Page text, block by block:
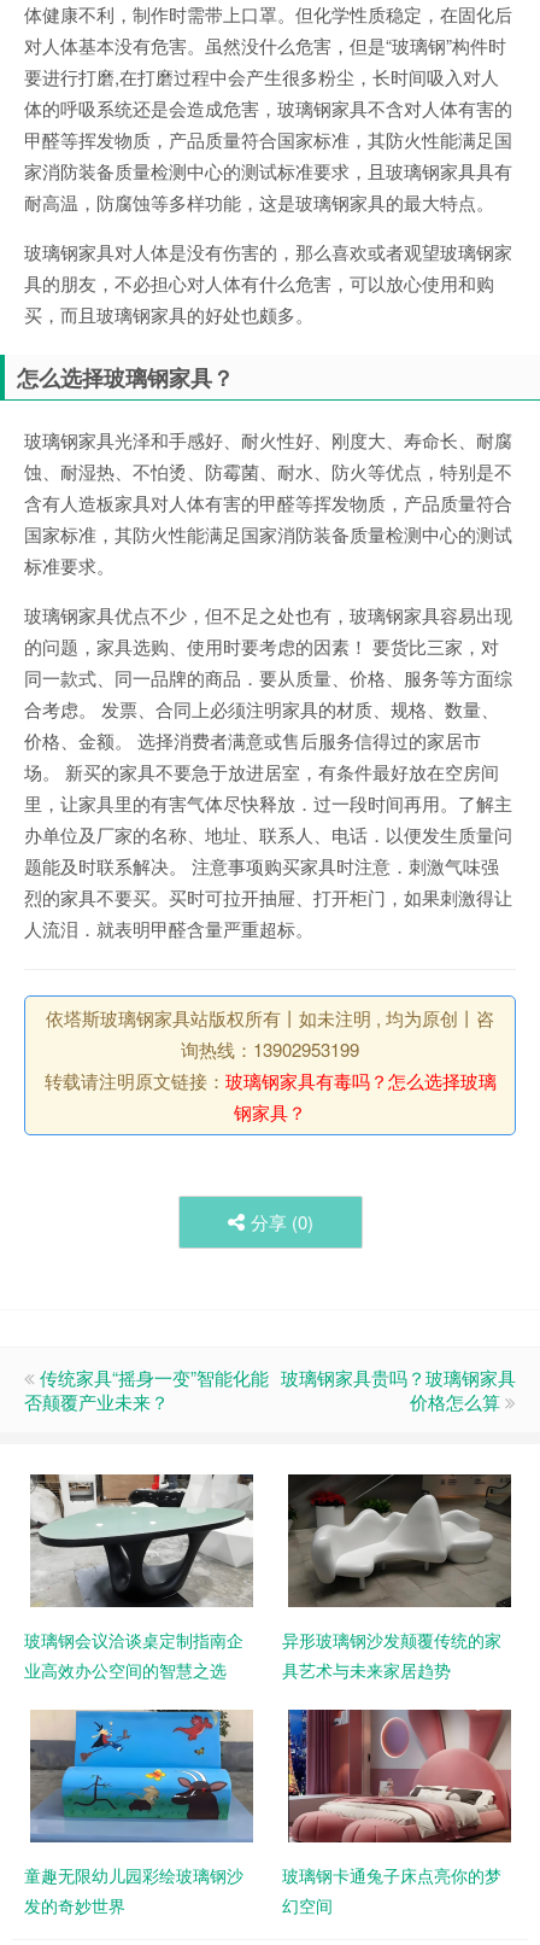
体健康不利，制作时需带上口罩。但化学性质稳定，在固化后
对人体基本没有危害。虽然没什么危害，但是“玻璃钢”构件时
要进行打磨,在打磨过程中会产生很多粉尘，长时间吸入对人
体的呼吸系统还是会造成危害，玻璃钢家具不含对人体有害的
甲醛等挥发物质，产品质量符合国家标准，其防火性能满足国
家消防装备质量检测中心的测试标准要求，且玻璃钢家具具有
耐高温，防腐蚀等多样功能，这是玻璃钢家具的最大特点。
玻璃钢家具对人体是没有伤害的，那么喜欢或者观望玻璃钢家
具的朋友，不必担心对人体有什么危害，可以放心使用和购
买，而且玻璃钢家具的好处也颇多。
怎么选择玻璃钢家具？
玻璃钢家具光泽和手感好、耐火性好、刚度大、寿命长、耐腐
蚀、耐湿热、不怕烫、防霉菌、耐水、防火等优点，特别是不
含有人造板家具对人体有害的甲醛等挥发物质，产品质量符合
国家标准，其防火性能满足国家消防装备质量检测中心的测试
标准要求。
玻璃钢家具优点不少，但不足之处也有，玻璃钢家具容易出现
的问题，家具选购、使用时要考虑的因素！ 要货比三家，对
同一款式、同一品牌的商品．要从质量、价格、服务等方面综
合考虑。 发票、合同上必须注明家具的材质、规格、数量、
价格、金额。 选择消费者满意或售后服务信得过的家居市
场。 新买的家具不要急于放进居室，有条件最好放在空房间
里，让家具里的有害气体尽快释放．过一段时间再用。了解主
办单位及厂家的名称、地址、联系人、电话．以便发生质量问
题能及时联系解决。 注意事项购买家具时注意．刺激气味强
烈的家具不要买。买时可拉开抽屉、打开柜门，如果刺激得让
人流泪．就表明甲醛含量严重超标。
依塔斯玻璃钢家具站版权所有丨如未注明 , 均为原创丨咨
询热线：13902953199
转载请注明原文链接： 玻璃钢家具有毒吗？怎么选择玻璃
钢家具？
分享 (0)
传统家具“摇身一变”智能化能
否颠覆产业未来？
玻璃钢家具贵吗？玻璃钢家具
价格怎么算
玻璃钢会议洽谈桌定制指南企
业高效办公空间的智慧之选
异形玻璃钢沙发颠覆传统的家
具艺术与未来家居趋势
童趣无限幼儿园彩绘玻璃钢沙
发的奇妙世界
玻璃钢卡通兔子床点亮你的梦
幻空间